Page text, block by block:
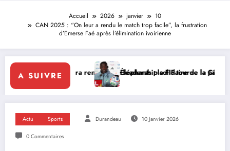
Accueil 2026 janvier
10
CAN 2025 : “On leur a rendu le match trop facile”, la frustration
d’Emerse Faé après l’élimination ivoirienne
A SUIVRE
renforce le leadership solidaire de la Côte d’Ivoire en Afrique
Éléphants : la FIF tourne la page Emerse Faé
Actu Sports Durandeau 10 Janvier 2026
0 Commentaires